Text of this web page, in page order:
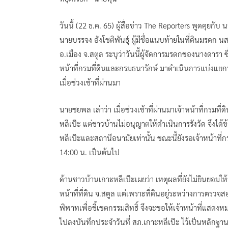
วันนี้ (22 ธ.ค. 65) ผู้สื่อข่าว The Reporters พูดคุยกับ
นายบรรจง อังโชติพันธุ์ ผู้มีชื่อแนบท้ายในที่ดินมรดก
อ.เมือง จ.สตูล ระบุว่าวันนี้ผู้จัดการมรดกของนางดารา
หน้าที่กรมที่ดินและกรมธนารักษ์ มาดำเนินการแบ่งแ
เมื่อช่วงเช้าที่ผ่านมา
นายชยพล เล่าว่า เมื่อช่วงเช้าที่ผ่านมาเจ้าหน้าที่กรม
หลีเป๊ะ แต่ชาวบ้านไม่อนุญาตให้ดำเนินการรังวัด จึงได้
หลีเป๊ะและสถานีอนามัยเท่านั้น ขณะนี้ยังรอเจ้าหน้าที่ก
14:00 น. เป็นต้นไป
ด้านชาวบ้านเกาะหลีเป๊ะเผยว่า เหตุผลที่ยังไม่ยินยอม
หน้าที่ที่ดิน จ.สตูล แต่เพราะที่ดินอยู่ระหว่างการตรวจ
พิพาทเพื่อชี้เขตกรรมสิทธิ์ จึงจะขอให้เจ้าหน้าที่แสดง
ไปลงบันทึกประจำวันที่ สภ.เกาะหลีเป๊ะ ไว้เป็นหลักฐา